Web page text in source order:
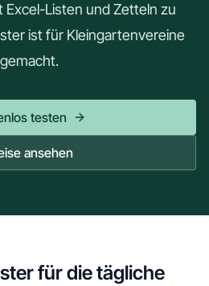
Listen und Zetteln zu
ist für Kleingartenvereine
gemacht.
testen
ansehen
für die tägliche